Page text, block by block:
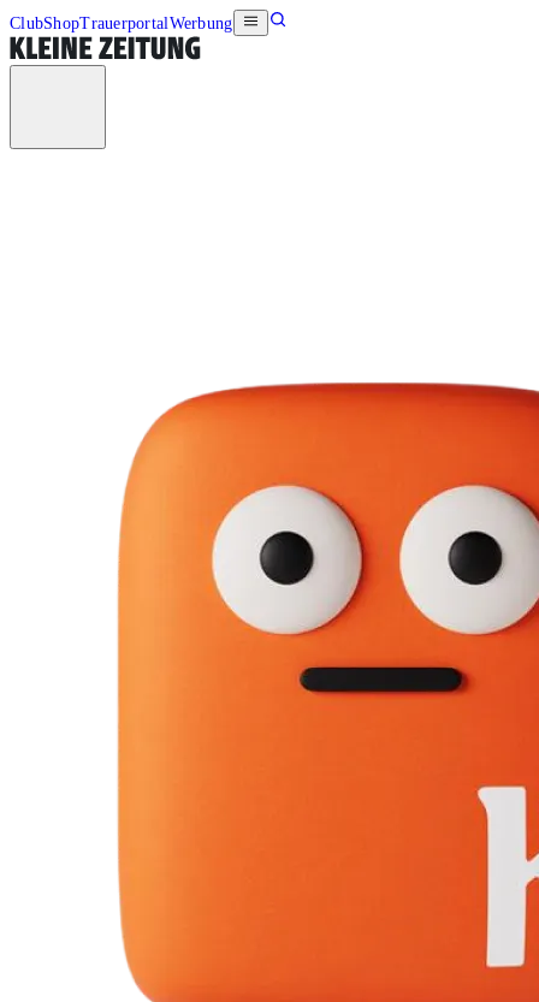
ClubShopTrauerportalWerbung